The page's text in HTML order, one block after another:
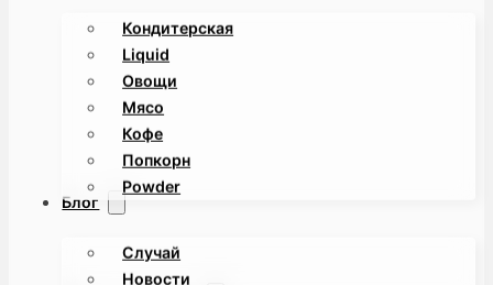
Кондитерская
Liquid
Овощи
Мясо
Кофе
Попкорн
Powder
Блог
Случай
Новости